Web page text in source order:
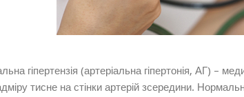
гіпертензія (артеріальна гіпертонія, АГ) –
тисне на стінки артерій зсередини.